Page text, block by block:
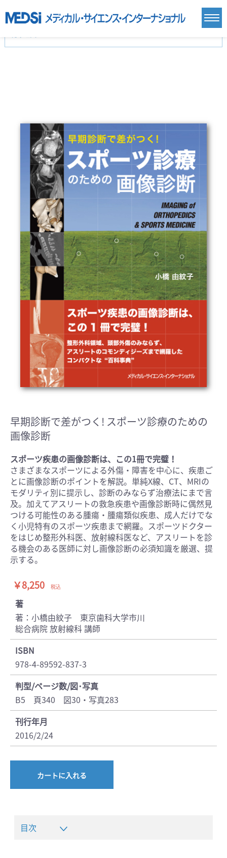
基礎医学(93)
基礎医学関連科学(80)
自然科学(25)
医療技術(16)
薬学(7)
衛生・公衆衛生学(14)
医学一般(91) マルチメディア(0)
早期診断で差がつく! スポーツ診療のための
画像診断
スポーツ疾患の画像診断は、この1冊で完璧！
さまざまなスポーツによる外傷・障害を中心に、疾患ご
とに画像診断のポイントを解説。単純X線、CT、MRIの
モダリティ別に提示し、診断のみならず治療法にまで言
及。加えてアスリートの救急疾患や画像診断時に偶然見
つける可能性のある腫瘍・腫瘍類似疾患、成人だけでな
く小児特有のスポーツ疾患まで網羅。スポーツドクター
をはじめ整形外科医、放射線科医など、アスリートを診
る機会のある医師に対し画像診断の必須知識を厳選、提
示する。
￥8,250 税込
著
著：小橋由紋子 東京歯科大学市川
総合病院 放射線科 講師
ISBN
978-4-89592-837-3
判型/ページ数/図･写真
B5 頁340 図30・写真283
刊行年月
2016/2/24
カートに入れる
目次